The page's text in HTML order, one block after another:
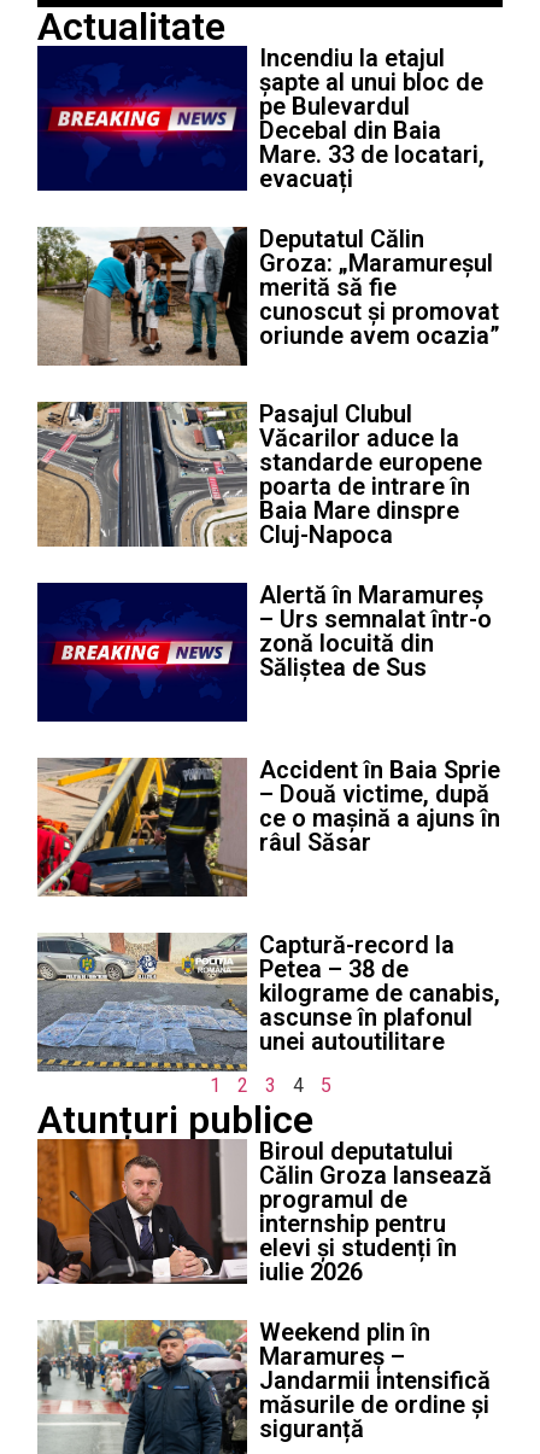
Actualitate
Incendiu la etajul
șapte al unui bloc de
pe Bulevardul
Decebal din Baia
Mare. 33 de locatari,
evacuați
Deputatul Călin
Groza: „Maramureșul
merită să fie
cunoscut și promovat
oriunde avem ocazia”
Pasajul Clubul
Văcarilor aduce la
standarde europene
poarta de intrare în
Baia Mare dinspre
Cluj-Napoca
Alertă în Maramureș
– Urs semnalat într-o
zonă locuită din
Săliștea de Sus
Accident în Baia Sprie
– Două victime, după
ce o mașină a ajuns în
râul Săsar
Captură-record la
Petea – 38 de
kilograme de canabis,
ascunse în plafonul
unei autoutilitare
1 2 3 4 5
Atunțuri publice
Biroul deputatului
Călin Groza lansează
programul de
internship pentru
elevi și studenți în
iulie 2026
Weekend plin în
Maramureș –
Jandarmii intensifică
măsurile de ordine și
siguranță